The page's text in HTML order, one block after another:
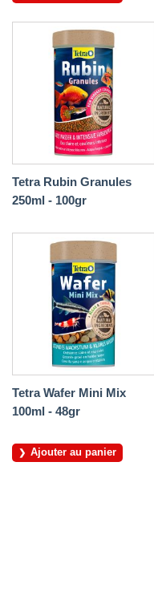
Tetra Rubin Granules
250ml - 100gr
Tetra Wafer Mini Mix
100ml - 48gr
Ajouter au panier